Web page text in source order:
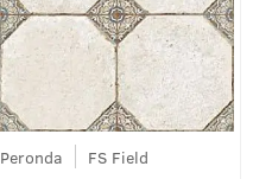
Peronda FS Field